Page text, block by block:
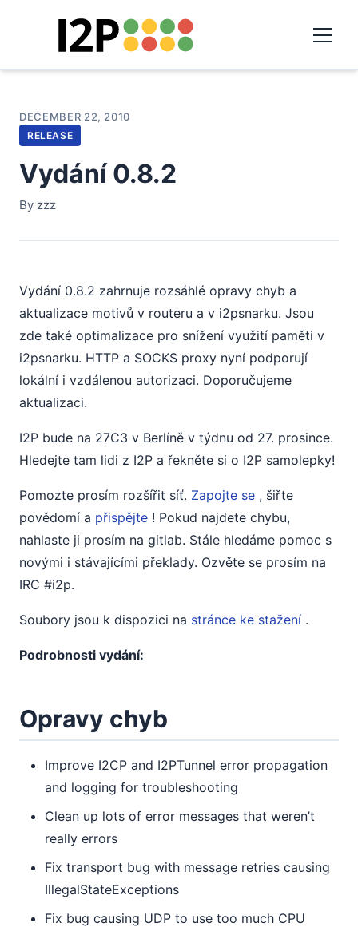
DECEMBER 22, 2010
RELEASE
Vydání 0.8.2
By zzz
Vydání 0.8.2 zahrnuje rozsáhlé opravy chyb a
aktualizace motivů v routeru a v i2psnarku. Jsou
zde také optimalizace pro snížení využití paměti v
i2psnarku. HTTP a SOCKS proxy nyní podporují
lokální i vzdálenou autorizaci. Doporučujeme
aktualizaci.
I2P bude na 27C3 v Berlíně v týdnu od 27. prosince.
Hledejte tam lidi z I2P a řekněte si o I2P samolepky!
Pomozte prosím rozšířit síť. Zapojte se , šiřte
povědomí a přispějte ! Pokud najdete chybu,
nahlaste ji prosím na gitlab. Stále hledáme pomoc s
novými i stávajícími překlady. Ozvěte se prosím na
IRC #i2p.
Soubory jsou k dispozici na stránce ke stažení .
Podrobnosti vydání:
Opravy chyb
Improve I2CP and I2PTunnel error propagation
and logging for troubleshooting
Clean up lots of error messages that weren’t
really errors
Fix transport bug with message retries causing
IllegalStateExceptions
Fix bug causing UDP to use too much CPU